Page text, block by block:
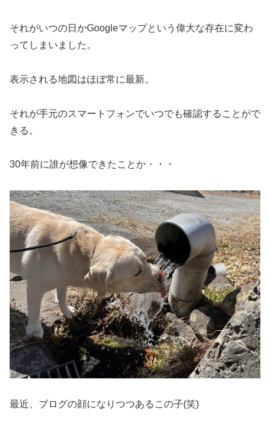
それがいつの日かGoogleマップという偉大な存在に変わ
ってしまいました。
表示される地図はほぼ常に最新。
それが手元のスマートフォンでいつでも確認することがで
きる。
30年前に誰が想像できたことか・・・
最近、ブログの顔になりつつあるこの子(笑)